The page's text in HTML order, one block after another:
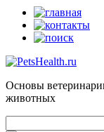
Основы
животных